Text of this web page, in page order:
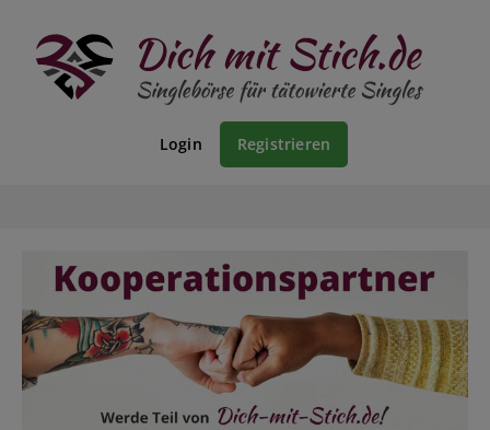
Login Registrieren